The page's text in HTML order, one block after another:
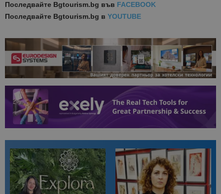
Последвайте Bgtourism.bg във FACEBOOK
Последвайте Bgtourism.bg в YOUTUBE